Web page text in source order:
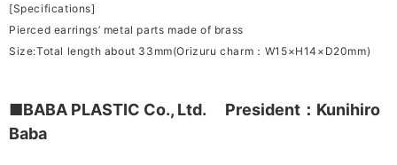
[Specifications]
Pierced earrings’ metal parts made of brass
Size:Total length about 33mm(Orizuru charm：W15×H14×D20mm)
■BABA PLASTIC Co., Ltd. President：Kunihiro
Baba